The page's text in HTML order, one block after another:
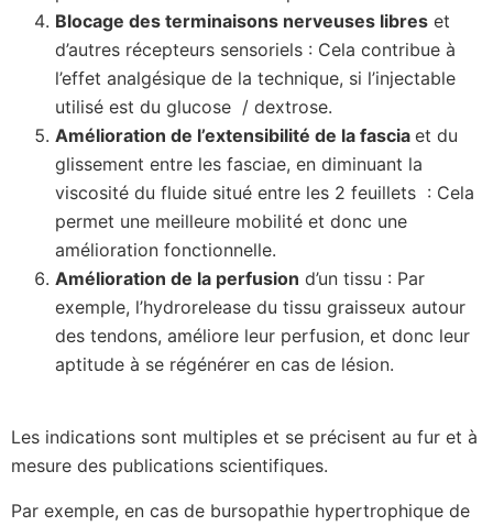
Blocage des terminaisons nerveuses libres et
d’autres récepteurs sensoriels : Cela contribue à
l’effet analgésique de la technique, si l’injectable
utilisé est du glucose / dextrose.
Amélioration de l’extensibilité de la fascia et du
glissement entre les fasciae, en diminuant la
viscosité du fluide situé entre les 2 feuillets : Cela
permet une meilleure mobilité et donc une
amélioration fonctionnelle.
Amélioration de la perfusion d’un tissu : Par
exemple, l’hydrorelease du tissu graisseux autour
des tendons, améliore leur perfusion, et donc leur
aptitude à se régénérer en cas de lésion.
Les indications sont multiples et se précisent au fur et à
mesure des publications scientifiques.
Par exemple, en cas de bursopathie hypertrophique de